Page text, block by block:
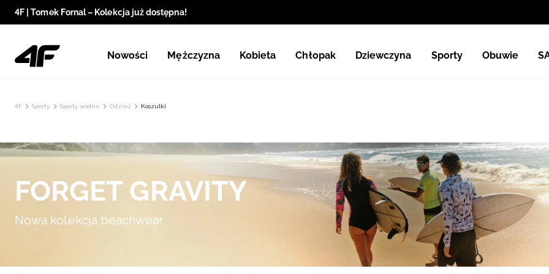
4F | Tomek Fornal – Kolekcja już dostępna!
Nowości Mężczyzna Kobieta Chłopak Dziewczyna Sporty Obuwie
4F Sporty Sporty wodne Odzież Koszulki
FORGET GRAVITY
Nowa kolekcja beachwear